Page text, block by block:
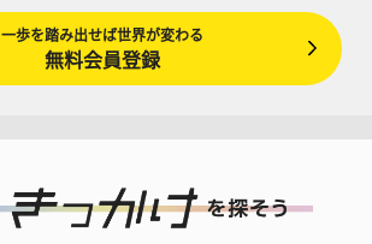
一歩を踏み出せば世界が変わる
無料会員登録